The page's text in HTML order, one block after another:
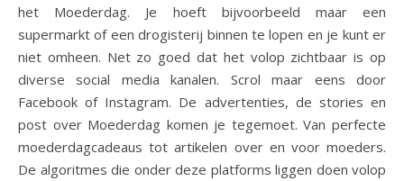
het Moederdag. Je hoeft bijvoorbeeld maar een
supermarkt of een drogisterij binnen te lopen en je kunt er
niet omheen. Net zo goed dat het volop zichtbaar is op
diverse social media kanalen. Scrol maar eens door
Facebook of Instagram. De advertenties, de stories en
post over Moederdag komen je tegemoet. Van perfecte
moederdagcadeaus tot artikelen over en voor moeders.
De algoritmes die onder deze platforms liggen doen volop